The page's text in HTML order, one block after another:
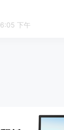
2010 年 11 月 8 日, 6:05 下午